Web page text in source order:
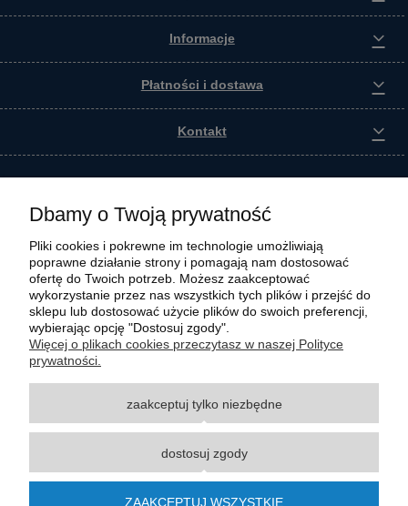
Informacje
Płatności i dostawa
Kontakt
Wszystkie materiały graficzne i zdjęciowe zamieszczone na stronie internetowej polmasz.pl
są prawnie chronione i stanowią własność intelektualną polmasz.pl. Jakiekolwiek
z zastrzeżeniem korzystania o charakterze niekomercyjnym dla użytku osobistego, ze
wskazaniem źródła. Nazwy Carraro, Case, Cat, Caterpillar, Dana Spicer, Doosan, Komatsu,
znakami towarowymi odpowiednich producentów oryginalnego sprzętu. Wszystkie nazwy,
opisy, numery i symbole zostały użyte wyłącznie w celach informacyjnych lub
wymienionych marek i producentów.
Dbamy o Twoją prywatność
Pliki cookies i pokrewne im technologie umożliwiają
poprawne działanie strony i pomagają nam dostosować
ofertę do Twoich potrzeb. Możesz zaakceptować
wykorzystanie przez nas wszystkich tych plików i przejść do
sklepu lub dostosować użycie plików do swoich preferencji,
wybierając opcję "Dostosuj zgody".
Więcej o plikach cookies przeczytasz w naszej Polityce
prywatności.
zaakceptuj tylko niezbędne
dostosuj zgody
ZAAKCEPTUJ WSZYSTKIE